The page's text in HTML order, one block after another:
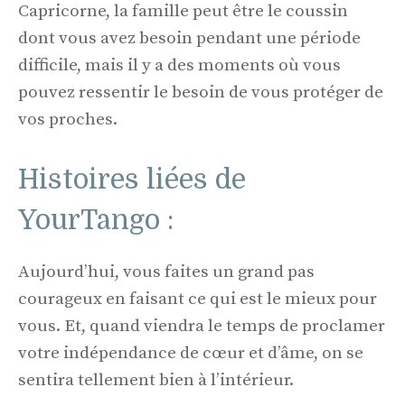
Capricorne, la famille peut être le coussin
dont vous avez besoin pendant une période
difficile, mais il y a des moments où vous
pouvez ressentir le besoin de vous protéger de
vos proches.
Histoires liées de
YourTango :
Aujourd’hui, vous faites un grand pas
courageux en faisant ce qui est le mieux pour
vous. Et, quand viendra le temps de proclamer
votre indépendance de cœur et d’âme, on se
sentira tellement bien à l’intérieur.